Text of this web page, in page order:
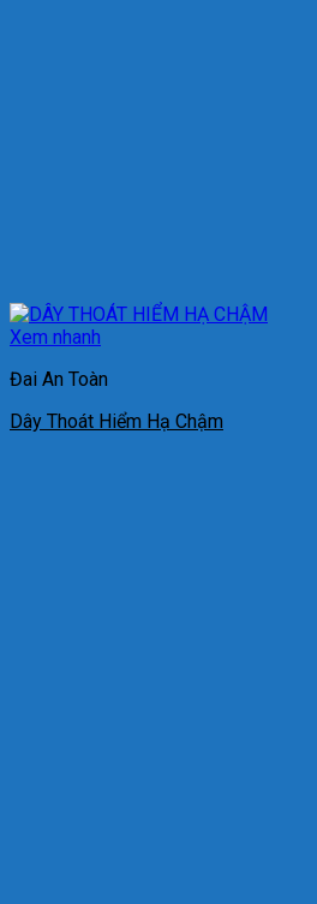
Xem nhanh
Đai An Toàn
Dây Thoát Hiểm Hạ Chậm